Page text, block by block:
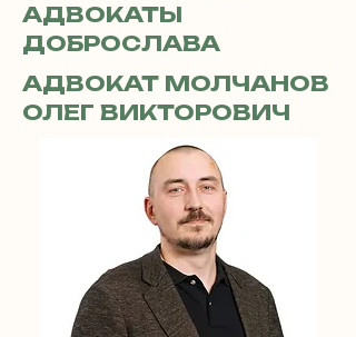
АДВОКАТЫ
ДОБРОСЛАВА
АДВОКАТ МОЛЧАНОВ
ОЛЕГ ВИКТОРОВИЧ